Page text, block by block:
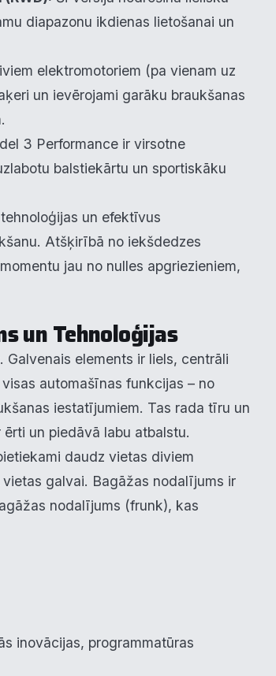
diapazonu ikdienas lietošanai un
elektromotoriem (pa vienam uz
un ievērojami garāku braukšanas
3 Performance ir virsotne
balstiekārtu un sportiskāku
un efektīvus
Atšķirībā no iekšdedzes
jau no nulles apgriezieniem,
un Tehnoloģijas
elements ir liels, centrāli
automašīnas funkcijas – no
iestatījumiem. Tas rada tīru un
un piedāvā labu atbalstu.
daudz vietas diviem
galvai. Bagāžas nodalījums ir
nodalījums (frunk), kas
inovācijas, programmatūras
... Rādīt vairāk
Vienmēr aktīvs